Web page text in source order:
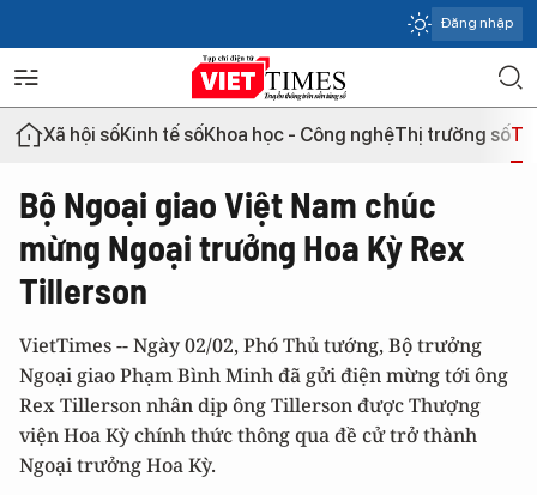
Đăng nhập
Xã hội sốKinh tế sốKhoa học - Công nghệThị trường số
Bộ Ngoại giao Việt Nam chúc
mừng Ngoại trưởng Hoa Kỳ Rex
Tillerson
VietTimes -- Ngày 02/02, Phó Thủ tướng, Bộ trưởng
Ngoại giao Phạm Bình Minh đã gửi điện mừng tới ông
Rex Tillerson nhân dịp ông Tillerson được Thượng
viện Hoa Kỳ chính thức thông qua đề cử trở thành
Ngoại trưởng Hoa Kỳ.